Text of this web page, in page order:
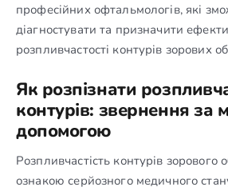
професійних офтальмологів, які
діагностувати та призначити
розпливчастості контурів зорових
Як розпізнати
контурів: звернення за
допомогою
Розпливчастість контурів зорового
ознакою серйозного медичного